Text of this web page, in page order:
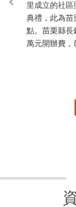
里成立的社
典禮，此為苗
點。苗栗縣長
萬元開辦費，